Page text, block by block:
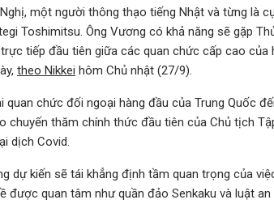
một người thông thạo tiếng Nhật và từng là
Toshimitsu. Ông Vương có khả năng sẽ gặp
tiếp đầu tiên giữa các quan chức cấp cao của
theo Nikkei hôm Chủ nhật (27/9).
chức đối ngoại hàng đầu của Trung Quốc
chuyến thăm chính thức đầu tiên của Chủ tịch
dịch Covid.
dự kiến sẽ tái khẳng định tầm quan trọng của
được quan tâm như quần đảo Senkaku và luật